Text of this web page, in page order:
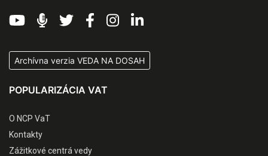
Archívna verzia VEDA NA DOSAH
POPULARIZÁCIA VAT
O NCP VaT
Kontakty
Zážitkové centrá vedy